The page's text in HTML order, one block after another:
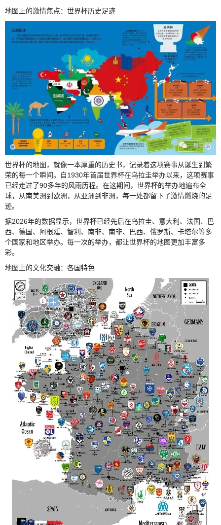
地图上的激情焦点：世界杯历史足迹
世界杯的地图，就像一本厚重的历史书，记录着这项赛事从诞生到繁
荣的每一个瞬间。自1930年首届世界杯在乌拉圭举办以来，这项赛事
已经走过了90多年的风雨历程。在这期间，世界杯的举办地遍布全
球，从南美洲到欧洲，从亚洲到非洲，每一处都留下了激情燃烧的足
迹。
据2026年的数据显示，世界杯已经先后在乌拉圭、意大利、法国、巴
西、德国、阿根廷、智利、南非、南非、巴西、俄罗斯、卡塔尔等多
个国家和地区举办。每一次的举办，都让世界杯的地图更加丰富多
彩。
地图上的文化交融：各国特色